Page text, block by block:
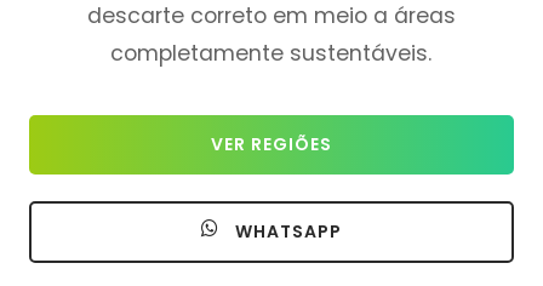
descarte correto em meio a áreas
completamente sustentáveis.
VER REGIÕES
WHATSAPP